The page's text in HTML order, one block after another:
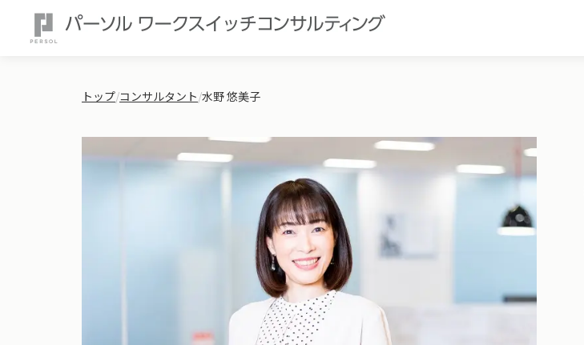
トップ/コンサルタント/水野 悠美子